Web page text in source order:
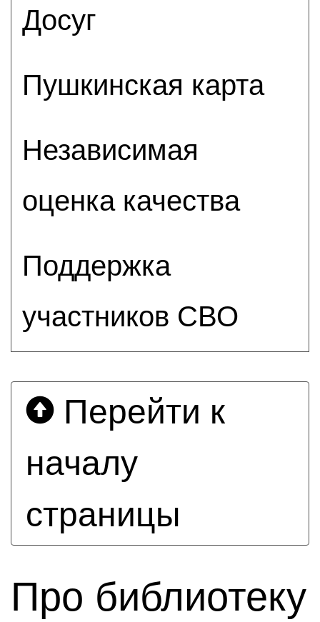
Досуг
Пушкинская карта
Независимая
оценка качества
Поддержка
участников СВО
Перейти к
началу
страницы
Про библиотеку